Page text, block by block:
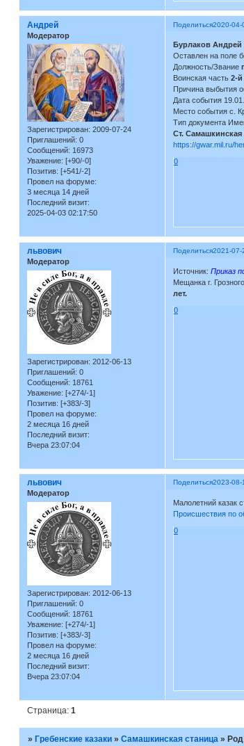
Поделиться2020-04-
Андрей
Модератор
Зарегистрирован: 2009-07-24
Приглашений: 0
Сообщений: 16973
Уважение: [+90/-0]
Позитив: [+541/-2]
Провел на форуме:
3 месяца 14 дней
Последний визит:
2025-04-03 02:17:50
Бурлаков Андрей
Оставлен на поле
Должность/Звание
Воинская часть 2-й
Причина выбытия
Дата события
Место события с.
Тип документа
Ст. Самашкинская
https://gwar.mil.ru/
0
Поделиться2021-07-
львович
Модератор
Зарегистрирован: 2012-06-13
Приглашений: 0
Сообщений: 18761
Уважение: [+274/-1]
Позитив: [+383/-3]
Провел на форуме:
2 месяца 16 дней
Последний визит:
Вчера 23:07:04
Источник: Приказ
Мещанка г. Грозного
лет.
0
Поделиться2023-08-
львович
Модератор
Зарегистрирован: 2012-06-13
Приглашений: 0
Сообщений: 18761
Уважение: [+274/-1]
Позитив: [+383/-3]
Провел на форуме:
2 месяца 16 дней
Последний визит:
Вчера 23:07:04
Малолетний казак
Происшествия по
0
Страница: 1
» Гребенские казаки » Самашкинская станица »